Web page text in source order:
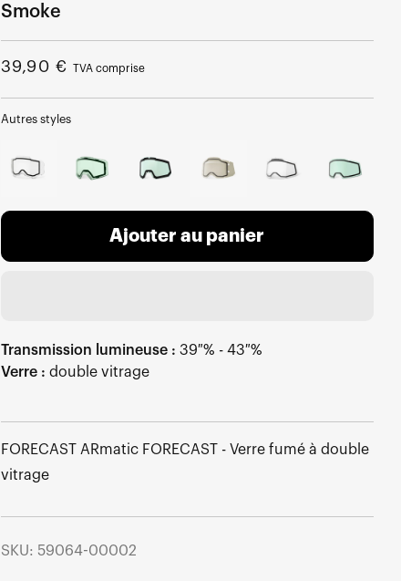
Smoke
Prix
39,90 € TVA comprise
Autres styles
Ajouter au panier
Transmission lumineuse : 39 % - 43 %
Verre : double vitrage
FORECAST ARmatic FORECAST - Verre fumé à double
vitrage
SKU: 59064-00002